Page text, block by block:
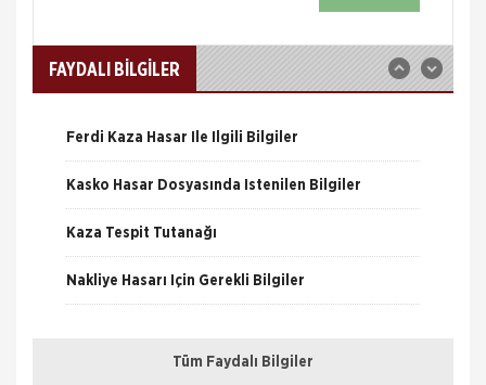
FAYDALI BİLGİLER
Trafik Hasarı için Gerekli Bilgiler
Yangın Hasarı ile ilgili Bilgiler
Ferdi Kaza Hasar İle İlgili Bilgiler
Kasko Hasar Dosyasında İstenilen Bilgiler
Kaza Tespit Tutanağı
Nakliye Hasarı İçin Gerekli Bilgiler
Tüm Faydalı Bilgiler
Fare Kasko Kapsamında
Sigorta şirketleri ile sigortalılar arasındaki
uyuşmazlıkları çözen Sigorta Tahkim Komisyonu,